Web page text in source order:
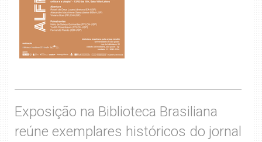
Exposição na Biblioteca Brasiliana
reúne exemplares históricos do jornal